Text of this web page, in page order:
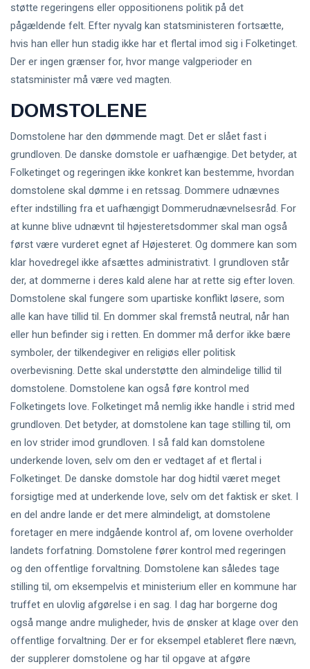
støtte regeringens eller oppositionens politik på det
pågældende felt. Efter nyvalg kan statsministeren fortsætte,
hvis han eller hun stadig ikke har et flertal imod sig i Folketinget.
Der er ingen grænser for, hvor mange valgperioder en
statsminister må være ved magten.
DOMSTOLENE
Domstolene har den dømmende magt. Det er slået fast i
grundloven. De danske domstole er uafhængige. Det betyder, at
Folketinget og regeringen ikke konkret kan bestemme, hvordan
domstolene skal dømme i en retssag. Dommere udnævnes
efter indstilling fra et uafhængigt Dommerudnævnelsesråd. For
at kunne blive udnævnt til højesteretsdommer skal man også
først være vurderet egnet af Højesteret. Og dommere kan som
klar hovedregel ikke afsættes administrativt. I grundloven står
der, at dommerne i deres kald alene har at rette sig efter loven.
Domstolene skal fungere som upartiske konflikt løsere, som
alle kan have tillid til. En dommer skal fremstå neutral, når han
eller hun befinder sig i retten. En dommer må derfor ikke bære
symboler, der tilkendegiver en religiøs eller politisk
overbevisning. Dette skal understøtte den almindelige tillid til
domstolene. Domstolene kan også føre kontrol med
Folketingets love. Folketinget må nemlig ikke handle i strid med
grundloven. Det betyder, at domstolene kan tage stilling til, om
en lov strider imod grundloven. I så fald kan domstolene
underkende loven, selv om den er vedtaget af et flertal i
Folketinget. De danske domstole har dog hidtil været meget
forsigtige med at underkende love, selv om det faktisk er sket. I
en del andre lande er det mere almindeligt, at domstolene
foretager en mere indgående kontrol af, om lovene overholder
landets forfatning. Domstolene fører kontrol med regeringen
og den offentlige forvaltning. Domstolene kan således tage
stilling til, om eksempelvis et ministerium eller en kommune har
truffet en ulovlig afgørelse i en sag. I dag har borgerne dog
også mange andre muligheder, hvis de ønsker at klage over den
offentlige forvaltning. Der er for eksempel etableret flere nævn,
der supplerer domstolene og har til opgave at afgøre